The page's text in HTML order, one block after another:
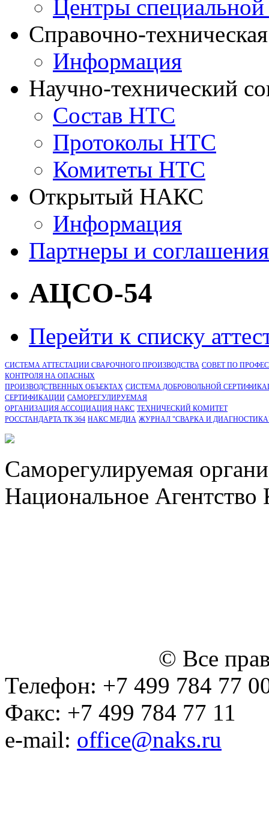
Центры
Справочно-
Информация
Научно-технический
Состав НТС
Протоколы НТС
Комитеты НТС
Открытый НАКС
Информация
Партнеры и соглашения
АЦСО-54
Перейти к списку
СИСТЕМА АТТЕСТАЦИИ СВАРОЧНОГО ПРОИЗВОДСТВА СОВЕТ ПО
КОНТРОЛЯ НА ОПАСНЫХ
ПРОИЗВОДСТВЕННЫХ ОБЪЕКТАХ СИСТЕМА ДОБРОВОЛЬНОЙ
CЕРТИФИКАЦИИ САМОРЕГУЛИРУЕМАЯ
ОРГАНИЗАЦИЯ АССОЦИАЦИЯ НАКС ТЕХНИЧЕСКИЙ КОМИТЕТ
РОССТАНДАРТА ТК 364 НАКС МЕДИА ЖУРНАЛ "СВАРКА И
Саморегулируемая
Национальное Агентство
© Все
Телефон: +7 499 784 77
Факс: +7 499 784 77 11
e-mail: office@naks.ru